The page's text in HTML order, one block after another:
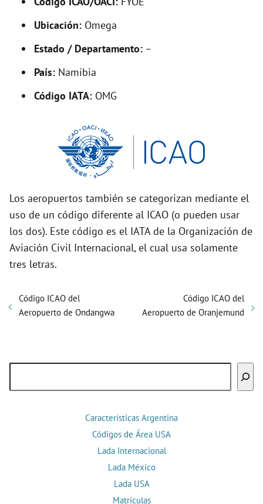
i
Ubicación: Omega
Estado / Departamento: –
País: Namibia
Código IATA: OMG
Los aeropuertos también se categorizan mediante el
uso de un código diferente al ICAO (o pueden usar
los dos). Este código es el IATA de la Organización de
Aviación Civil Internacional, el cual usa solamente
tres letras.
Código ICAO del
Aeropuerto de Ondangwa
Código ICAO del
Aeropuerto de Oranjemund
Características Argentina
Códigos de Área USA
Lada Internacional
Lada México
Lada USA
Matrículas